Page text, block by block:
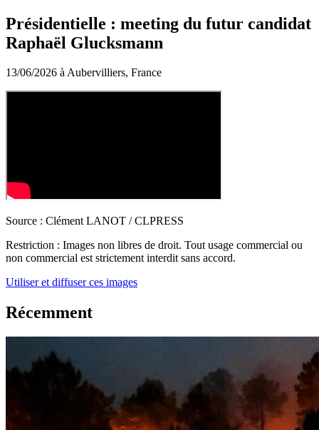
Présidentielle : meeting du futur candidat
Raphaël Glucksmann
13/06/2026 à Aubervilliers, France
Source : Clément LANOT / CLPRESS
Restriction : Images non libres de droit. Tout usage commercial ou
non commercial est strictement interdit sans accord.
Utiliser et diffuser ces images
Récemment